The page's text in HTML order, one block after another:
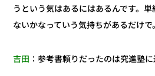
うという気はあるにはあるんです。
ないかなっていう気持ちがあるだけで。
吉田 ：参考書頼りだったのは究進塾